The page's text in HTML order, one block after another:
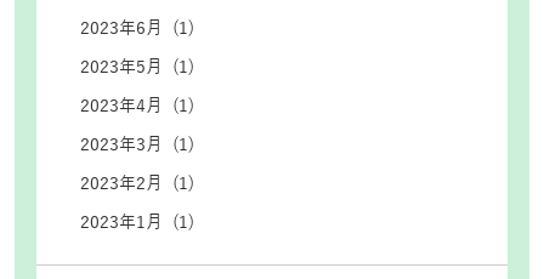
2023年6月 (1)
2023年5月 (1)
2023年4月 (1)
2023年3月 (1)
2023年2月 (1)
2023年1月 (1)